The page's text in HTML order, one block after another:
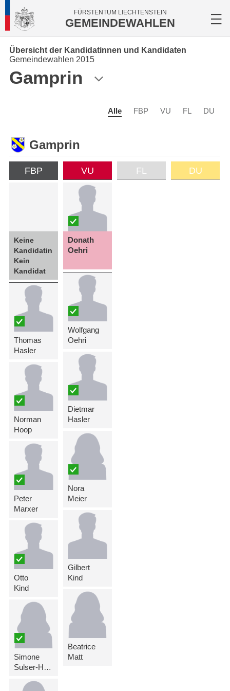
FÜRSTENTUM LIECHTENSTEIN
GEMEINDEWAHLEN
Übersicht der Kandidatinnen und Kandidaten
Gemeindewahlen 2015
Gamprin
Alle FBP VU FL DU
Gamprin
FBP
Keine
Kandidatin
Kein
Kandidat
Thomas
Hasler
Norman
Hoop
Peter
Marxer
Otto
Kind
Simone
Sulser-Hasler
VU
Donath
Oehri
Wolfgang
Oehri
Dietmar
Hasler
Nora
Meier
Gilbert
Kind
Beatrice
Matt
FL DU